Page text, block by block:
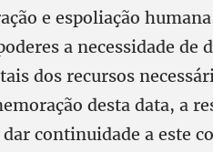
e espoliação
a necessidade
dos recursos
desta data, a
dar continuidade a este